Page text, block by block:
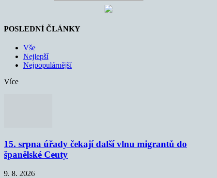
POSLEDNÍ ČLÁNKY
Vše
Nejlepší
Nejpopulárnější
Více
15. srpna úřady čekají další vlnu migrantů do
španělské Ceuty
9. 8. 2026